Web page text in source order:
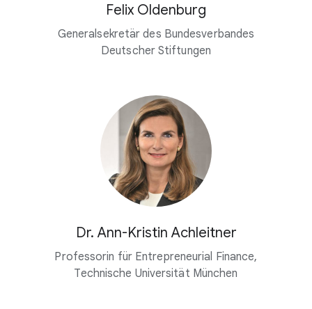
Felix Oldenburg
Generalsekretär des Bundesverbandes
Deutscher Stiftungen
Dr. Ann-Kristin Achleitner
Professorin für Entrepreneurial Finance,
Technische Universität München